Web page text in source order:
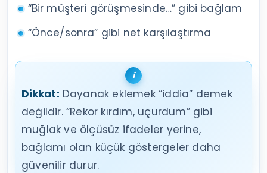
“Bir müşteri görüşmesinde…” gibi bağlam
“Önce/sonra” gibi net karşılaştırma
Dikkat: Dayanak eklemek “iddia” demek
değildir. “Rekor kırdım, uçurdum” gibi
muğlak ve ölçüsüz ifadeler yerine,
bağlamı olan küçük göstergeler daha
güvenilir durur.